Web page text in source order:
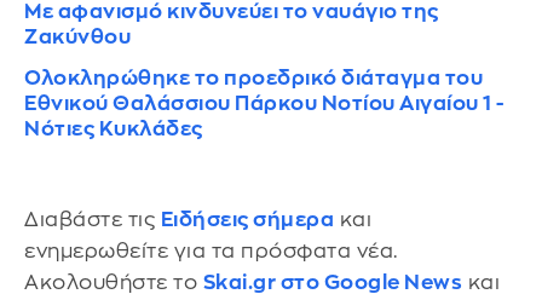
Με αφανισμό κινδυνεύει το ναυάγιο της
Ζακύνθου
Ολοκληρώθηκε το προεδρικό διάταγμα του
Εθνικού Θαλάσσιου Πάρκου Νοτίου Αιγαίου 1 -
Νότιες Κυκλάδες
Διαβάστε τις Ειδήσεις σήμερα και
ενημερωθείτε για τα πρόσφατα νέα.
Ακολουθήστε το Skai.gr στο Google News και